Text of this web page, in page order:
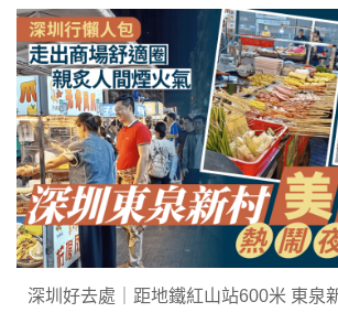
深圳好去處｜距地鐵紅山站600米 東泉